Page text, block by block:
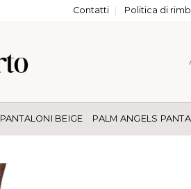
Contatti Politica di
PANTALONI BEIGE PALM ANGELS